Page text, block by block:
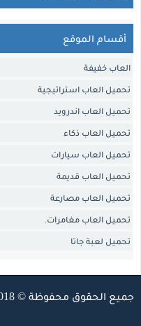
أقسام الموقع
العاب خفيفة
تحميل العاب استراتيجية
تحميل العاب اندرويد
تحميل العاب ذكاء
تحميل العاب سيارات
تحميل العاب قديمة
تحميل العاب مصارعة
تحميل العاب مغامرات.
تحميل لعبة جاتا
جميع الحقوق محفوظة © 2018-2025 موقع